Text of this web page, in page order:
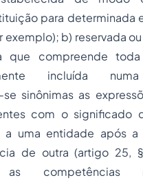
para determinada
exemplo); b) reservada
que compreende
incluída
sinônimas as
com o significado
a uma entidade após a
de outra (artigo 25,
as competências